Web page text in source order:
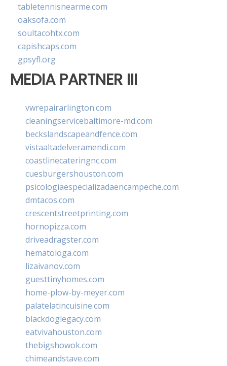
tabletennisnearme.com
oaksofa.com
soultacohtx.com
capishcaps.com
gpsyfl.org
MEDIA PARTNER III
vwrepairarlington.com
cleaningservicebaltimore-md.com
beckslandscapeandfence.com
vistaaltadelveramendi.com
coastlinecateringnc.com
cuesburgershouston.com
psicologiaespecializadaencampeche.com
dmtacos.com
crescentstreetprinting.com
hornopizza.com
driveadragster.com
hematologa.com
lizaivanov.com
guesttinyhomes.com
home-plow-by-meyer.com
palatelatincuisine.com
blackdoglegacy.com
eatvivahouston.com
thebigshowok.com
chimeandstave.com